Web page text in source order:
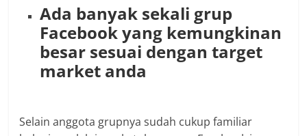
Ada banyak sekali grup
Facebook yang kemungkinan
besar sesuai dengan target
market anda
Selain anggota grupnya sudah cukup familiar